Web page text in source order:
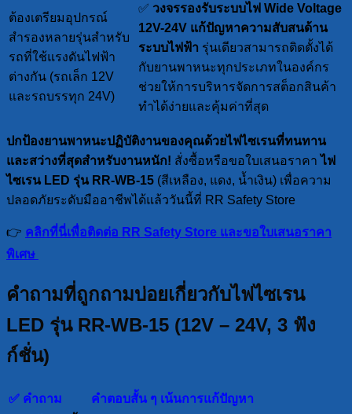
ต้องเตรียมอุปกรณ์
สำรองหลายรุ่นสำหรับ
รถที่ใช้แรงดันไฟฟ้า
ต่างกัน (รถเล็ก 12V
และรถบรรทุก 24V)
✅ วงจรรองรับระบบไฟ Wide Voltage
12V-24V แก้ปัญหาความสับสนด้าน
ระบบไฟฟ้า รุ่นเดียวสามารถติดตั้งได้
กับยานพาหนะทุกประเภทในองค์กร
ช่วยให้การบริหารจัดการสต็อกสินค้า
ทำได้ง่ายและคุ้มค่าที่สุด
ปกป้องยานพาหนะปฏิบัติงานของคุณด้วยไฟไซเรนที่ทนทาน
และสว่างที่สุดสำหรับงานหนัก! สั่งซื้อหรือขอใบเสนอราคาไฟ
ไซเรน LED รุ่น RR-WB-15 (สีเหลือง, แดง, น้ำเงิน) เพื่อความ
ปลอดภัยระดับมืออาชีพได้แล้ววันนี้ที่ RR Safety Store
👉 คลิกที่นี่เพื่อติดต่อ RR Safety Store และขอใบเสนอราคา
พิเศษ
คำถามที่ถูกถามบ่อยเกี่ยวกับไฟไซเรน
LED รุ่น RR-WB-15 (12V – 24V, 3 ฟัง
ก์ชั่น)
✅ คำถาม
คำตอบสั้น ๆ เน้นการแก้ปัญหา